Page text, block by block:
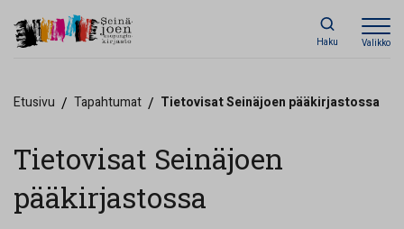
Haku Valikko
Etusivu / Tapahtumat / Tietovisat Seinäjoen pääkirjastossa
Tietovisat Seinäjoen
pääkirjastossa